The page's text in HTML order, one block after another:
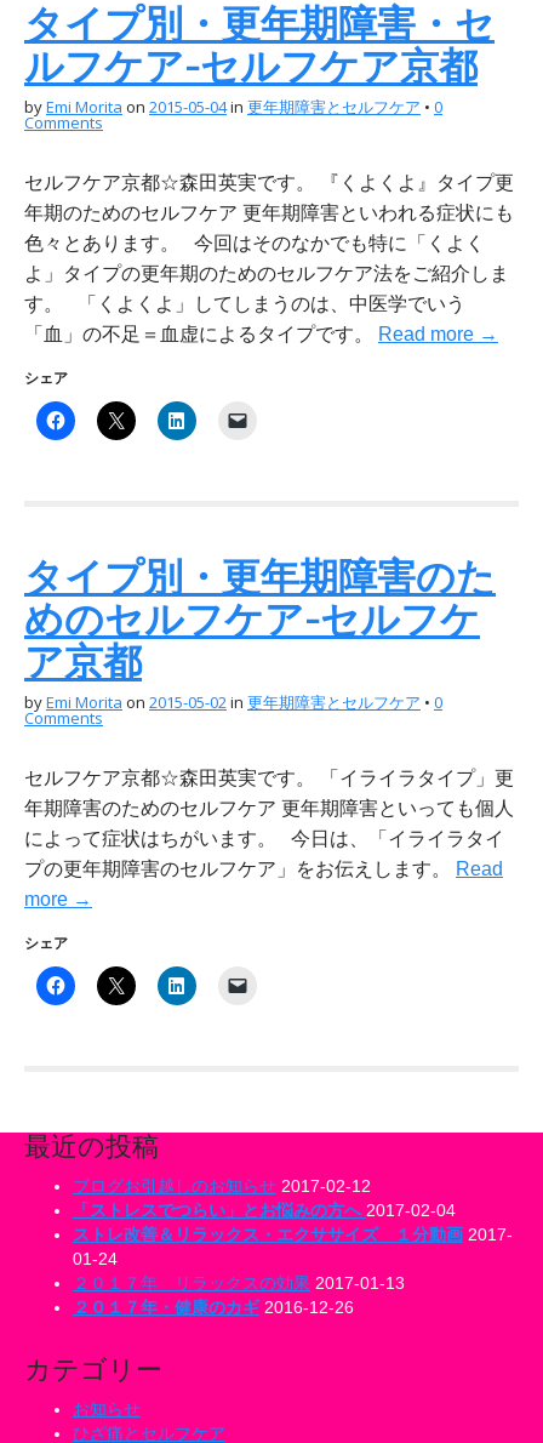
タイプ別・更年期障害・セ
ルフケア-セルフケア京都
byEmi Morita on 2015-05-04in 更年期障害とセルフケア • 0
Comments
セルフケア京都☆森田英実です。 『くよくよ』タイプ更
年期のためのセルフケア 更年期障害といわれる症状にも
色々とあります。 今回はそのなかでも特に「くよく
よ」タイプの更年期のためのセルフケア法をご紹介しま
す。 「くよくよ」してしまうのは、中医学でいう
「血」の不足＝血虚によるタイプです。
Read more →
シェア
タイプ別・更年期障害のた
めのセルフケア-セルフケ
ア京都
byEmi Morita on 2015-05-02in 更年期障害とセルフケア • 0
Comments
セルフケア京都☆森田英実です。 「イライラタイプ」更
年期障害のためのセルフケア 更年期障害といっても個人
によって症状はちがいます。 今日は、「イライラタイ
プの更年期障害のセルフケア」をお伝えします。
Read
more →
シェア
最近の投稿
ブログお引越しのお知らせ 2017-02-12
「ストレスでつらい」とお悩みの方へ 2017-02-04
ストレ改善＆リラックス・エクササイズ １分動画 2017-
01-24
２０１７年 リラックスの効果 2017-01-13
２０１７年・健康のカギ 2016-12-26
カテゴリー
お知らせ
ひざ痛とセルフケア